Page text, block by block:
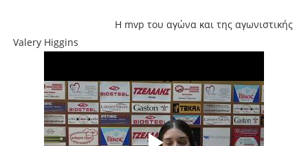
Η mvp του αγώνα και της αγωνιστικής
Valery Higgins